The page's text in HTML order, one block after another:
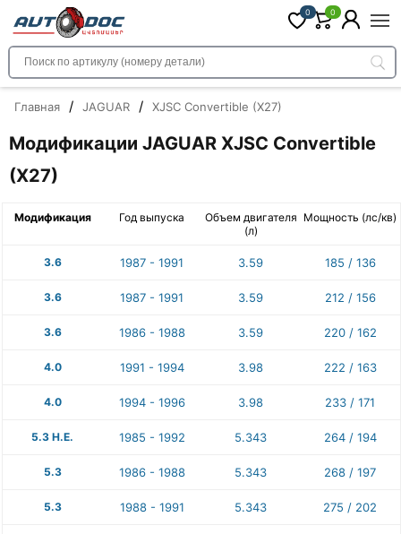
0 0
Главная / JAGUAR / XJSC Convertible (X27)
Модификации JAGUAR XJSC Convertible
(X27)
Модификация Год выпуска
Объем двигателя
(л)
Мощность (лс/кв)
3.6 1987 - 1991 3.59 185 / 136
3.6 1987 - 1991 3.59 212 / 156
3.6 1986 - 1988 3.59 220 / 162
4.0 1991 - 1994 3.98 222 / 163
4.0 1994 - 1996 3.98 233 / 171
5.3 H.E. 1985 - 1992 5.343 264 / 194
5.3 1986 - 1988 5.343 268 / 197
5.3 1988 - 1991 5.343 275 / 202